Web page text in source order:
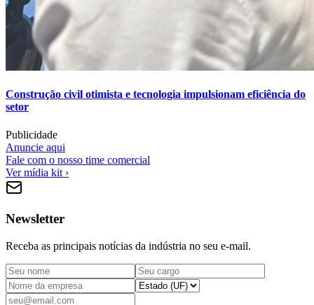
Construção civil otimista e tecnologia impulsionam eficiência do
setor
Publicidade
Anuncie aqui
Fale com o nosso time comercial
Ver mídia kit ›
Newsletter
Receba as principais notícias da indústria no seu e-mail.